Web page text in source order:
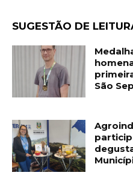
SUGESTÃO DE
São